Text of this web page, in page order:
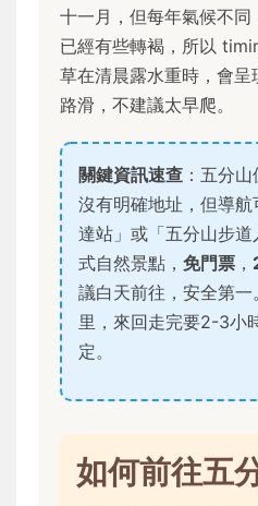
十一月，但每年氣候不同
已經有些轉褐，所以
草在清晨露水重時，會呈
路滑，不建議太早爬。
關鍵資訊速查 ：五分
沒有明確地址，但導
達站」或「五分山步
式自然景點， 免門票 ，
議白天前往，安全第
里，來回走完要2-3小
定。
如何前往五